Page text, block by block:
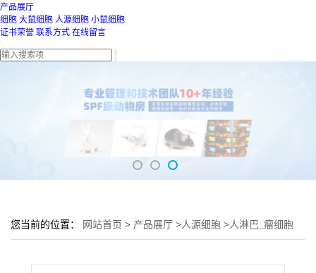
产品展厅
细胞 大鼠细胞 人源细胞 小鼠细胞
证书荣誉 联系方式 在线留言
您当前的位置： 网站首页 > 产品展厅 >人源细胞 >人淋巴_瘤细胞